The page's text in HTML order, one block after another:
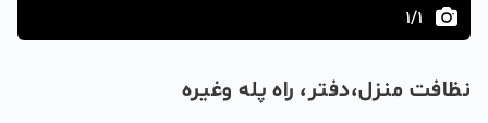
1/1
نظافت منزل،دفتر، راه پله وغیره